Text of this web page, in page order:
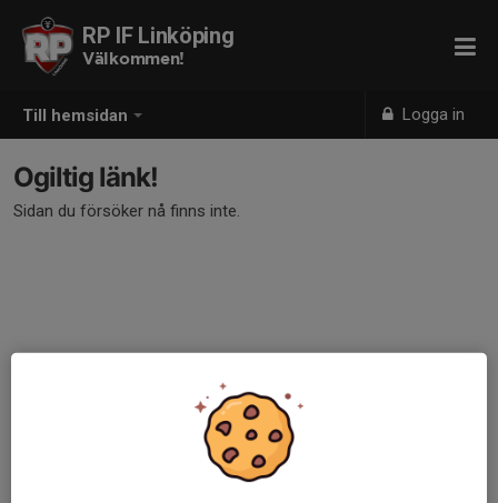
Till hemsidan Logga in
RP IF Linköping
Välkommen!
Ogiltig länk!
Sidan du försöker nå finns inte.